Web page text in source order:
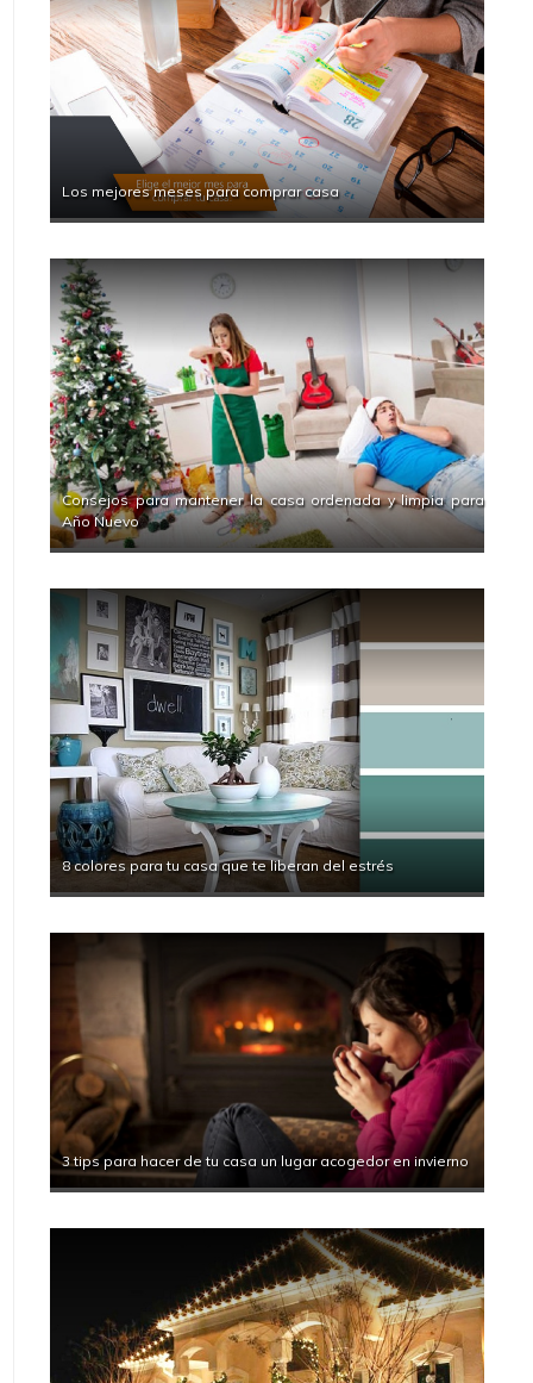
Los mejores meses para comprar casa
Consejos para mantener la casa ordenada y limpia para
Año Nuevo
8 colores para tu casa que te liberan del estrés
3 tips para hacer de tu casa un lugar acogedor en invierno